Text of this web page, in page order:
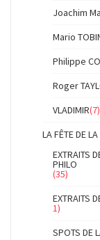
Joachim
Mario
Philippe
Roger
VLADIMIR(7)
LA FÊTE DE
EXTRAITS
PHILO
(35)
EXTRAITS
1)
SPOTS DE